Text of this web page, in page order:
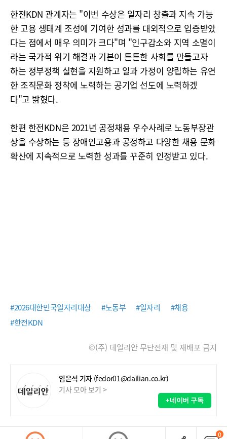
한전KDN 관계자는 "이번 수상은 일자리 창출과 지속 가능
한 고용 생태계 조성에 기여한 성과를 대외적으로 입증받았
다는 점에서 매우 의미가 크다"며 "인구감소와 지역 소멸이
라는 국가적 위기 해결과 기본이 튼튼한 사회를 만들고자
하는 정부정책 실현을 지원하고 일과 가정이 양립하는 유연
한 조직문화 정착에 노력하는 공기업 선도에 노력하겠
다"고 밝혔다.
한편 한전KDN은 2021년 공정채용 우수사례로 노동부장관
상을 수상하는 등 장애인고용과 공정하고 다양한 채용 문화
확산에 지속적으로 노력한 성과를 꾸준히 인정받고 있다.
#2026대한민국일자리대상 #노동부 #일자리
#채용
#한전KDN
©(주) 데일리안 무단전재 및 재배포 금지
임은석 기자 (fedor01@dailian.co.kr)
기사 모아 보기 >
+네이버 구독
0